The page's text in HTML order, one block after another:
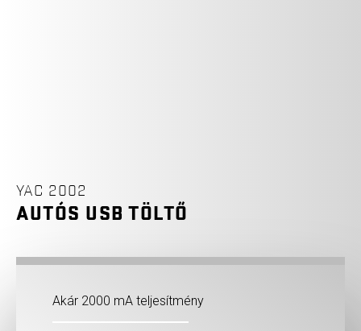
YAC 2002
AUTÓS USB TÖLTŐ
Akár 2000 mA teljesítmény